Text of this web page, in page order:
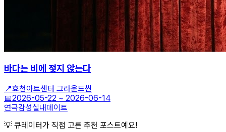
바다는 비에 젖지 않는다
📍효천아트센터 그라운드씬
📅2026-05-22 ~ 2026-06-14
연극감성실내데이트
💡 큐레이터가 직접 고른 추천 포스트예요!